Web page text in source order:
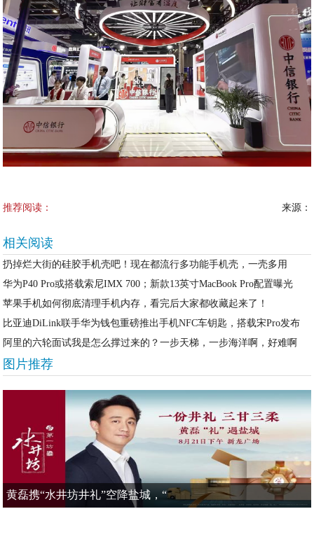
推荐阅读： 来源：
相关阅读
扔掉烂大街的硅胶手机壳吧！现在都流行多功能手机壳，一壳多用
华为P40 Pro或搭载索尼IMX 700；新款13英寸MacBook Pro配置曝光
苹果手机如何彻底清理手机内存，看完后大家都收藏起来了！
比亚迪DiLink联手华为钱包重磅推出手机NFC车钥匙，搭载宋Pro发布
阿里的六轮面试我是怎么撑过来的？一步天梯，一步海洋啊，好难啊
图片推荐
黄磊携“水井坊井礼”空降盐城，“